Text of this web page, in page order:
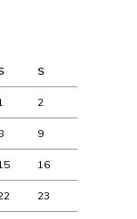
S
2
9
16
23